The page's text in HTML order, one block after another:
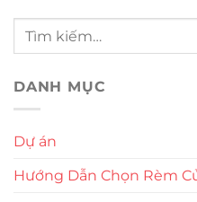
DANH MỤC
Dự án
Hướng Dẫn Chọn Rèm